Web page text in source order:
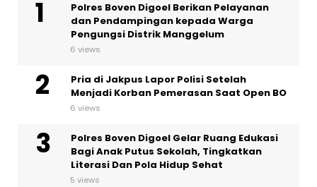
Polres Boven Digoel Berikan Pelayanan
dan Pendampingan kepada Warga
Pengungsi Distrik Manggelum
6 views
Pria di Jakpus Lapor Polisi Setelah
Menjadi Korban Pemerasan Saat Open BO
6 views
Polres Boven Digoel Gelar Ruang Edukasi
Bagi Anak Putus Sekolah, Tingkatkan
Literasi Dan Pola Hidup Sehat
5 views